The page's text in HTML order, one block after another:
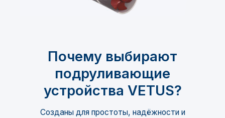
Почему выбирают
подруливающие
устройства VETUS?
Созданы для простоты, надёжности и